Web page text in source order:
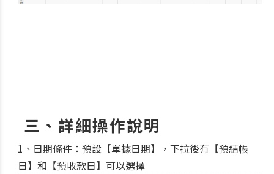
三、詳細操作說明
1、日期條件：預設【單據日期】，下拉後有【預結帳
日】和【預收款日】可以選擇